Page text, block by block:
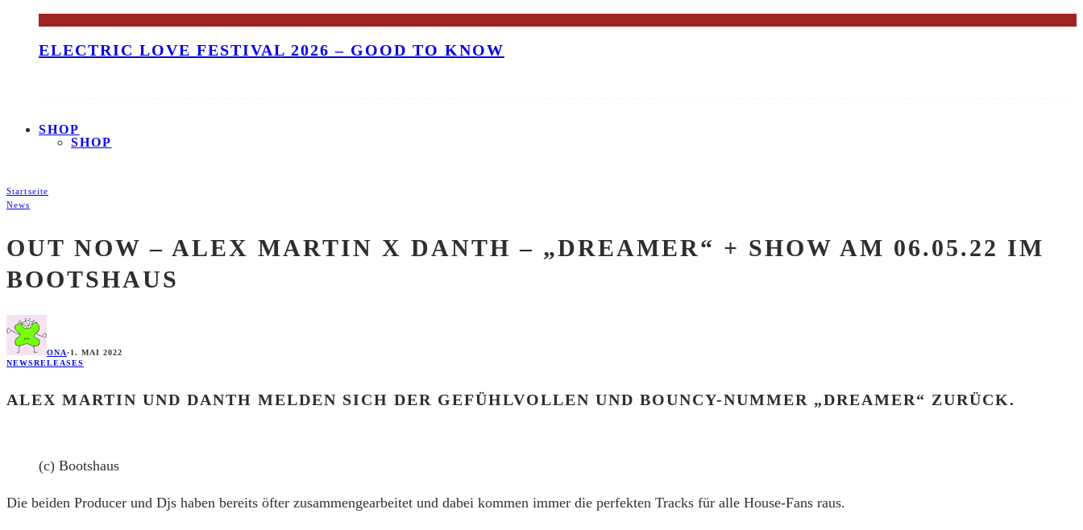
ELECTRIC LOVE FESTIVAL 2026 – GOOD TO KNOW
SHOP
SHOP
Startseite
News
OUT NOW – ALEX MARTIN X DANTH – „DREAMER“ + SHOW AM 06.05.22 IM
BOOTSHAUS
ONA·1. MAI 2022
NEWSRELEASES
ALEX MARTIN UND DANTH MELDEN SICH DER GEFÜHLVOLLEN UND BOUNCY-NUMMER „DREAMER“ ZURÜCK.
(c) Bootshaus
Die beiden Producer und Djs haben bereits öfter zusammengearbeitet und dabei kommen immer die perfekten Tracks für alle House-Fans raus.